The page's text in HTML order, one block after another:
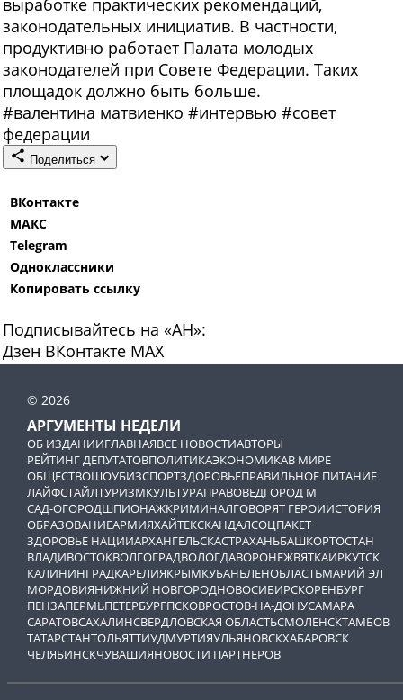
законодательных инициатив. В частности,
продуктивно работает Палата молодых
законодателей при Совете Федерации. Таких
площадок должно быть больше.
#валентина матвиенко #интервью #совет
федерации
Поделиться
ВКонтакте
МАКС
Telegram
Одноклассники
Копировать ссылку
Подписывайтесь на «АН»:
Дзен ВКонтакте МАХ
© 2026
АРГУМЕНТЫ НЕДЕЛИ
ОБ ИЗДАНИИГЛАВНАЯВСЕ НОВОСТИАВТОРЫ
РЕЙТИНГ ДЕПУТАТОВПОЛИТИКАЭКОНОМИКАВ МИРЕ
ОБЩЕСТВОШОУБИЗСПОРТЗДОРОВЬЕПРАВИЛЬНОЕ ПИТАНИЕ
ЛАЙФСТАЙЛТУРИЗМКУЛЬТУРАПРАВОВЕДГОРОД М
САД-ОГОРОДШПИОНАЖКРИМИНАЛГОВОРЯТ ГЕРОИИСТОРИЯ
ОБРАЗОВАНИЕАРМИЯХАЙТЕКСКАНДАЛСОЦПАКЕТ
ЗДОРОВЬЕ НАЦИИАРХАНГЕЛЬСКАСТРАХАНЬБАШКОРТОСТАН
ВЛАДИВОСТОКВОЛГОГРАДВОЛОГДАВОРОНЕЖВЯТКАИРКУТСК
КАЛИНИНГРАДКАРЕЛИЯКРЫМКУБАНЬЛЕНОБЛАСТЬМАРИЙ ЭЛ
МОРДОВИЯНИЖНИЙ НОВГОРОДНОВОСИБИРСКОРЕНБУРГ
ПЕНЗАПЕРМЬПЕТЕРБУРГПСКОВРОСТОВ-НА-ДОНУСАМАРА
САРАТОВСАХАЛИНСВЕРДЛОВСКАЯ ОБЛАСТЬСМОЛЕНСКТАМБОВ
ТАТАРСТАНТОЛЬЯТТИУДМУРТИЯУЛЬЯНОВСКХАБАРОВСК
ЧЕЛЯБИНСКЧУВАШИЯНОВОСТИ ПАРТНЕРОВ